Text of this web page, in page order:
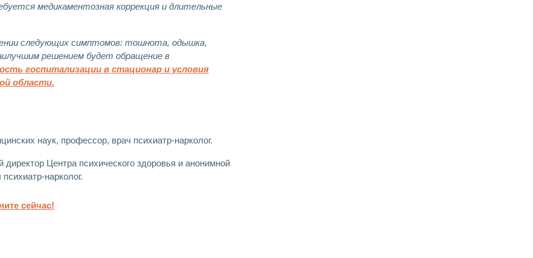
медикаментозная коррекция и длительные
следующих симптомов: тошнота, одышка,
решением будет обращение в
госпитализации в стационар и условия
области.
наук, профессор, врач психиатр-нарколог.
директор Центра психического здоровья и анонимной
нарколог.
сейчас!